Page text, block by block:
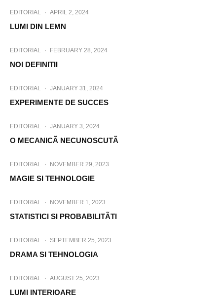
EDITORIAL · APRIL 2, 2024
LUMI DIN LEMN
EDITORIAL · FEBRUARY 28, 2024
NOI DEFINITII
EDITORIAL · JANUARY 31, 2024
EXPERIMENTE DE SUCCES
EDITORIAL · JANUARY 3, 2024
O MECANICÃ NECUNOSCUTÃ
EDITORIAL · NOVEMBER 29, 2023
MAGIE SI TEHNOLOGIE
EDITORIAL · NOVEMBER 1, 2023
STATISTICI SI PROBABILITÃTI
EDITORIAL · SEPTEMBER 25, 2023
DRAMA SI TEHNOLOGIA
EDITORIAL · AUGUST 25, 2023
LUMI INTERIOARE